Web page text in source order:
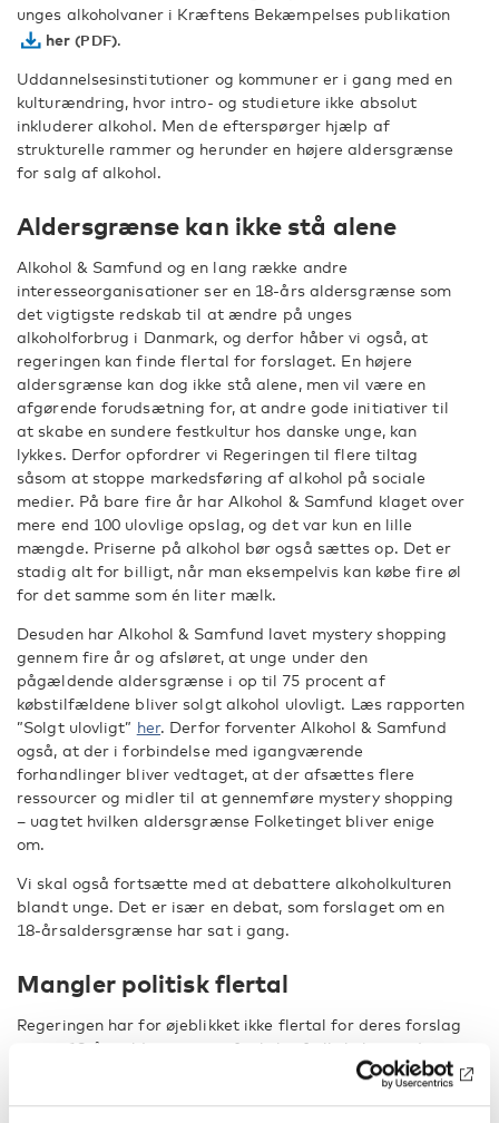
unges alkoholvaner i Kræftens Bekæmpelses publikation
her
.
Uddannelsesinstitutioner og kommuner er i gang med en
kulturændring, hvor intro- og studieture ikke absolut
inkluderer alkohol. Men de efterspørger hjælp af
strukturelle rammer og herunder en højere aldersgrænse
for salg af alkohol.
Aldersgrænse kan ikke stå alene
Alkohol & Samfund og en lang række andre
interesseorganisationer ser en 18-års aldersgrænse som
det vigtigste redskab til at ændre på unges
alkoholforbrug i Danmark, og derfor håber vi også, at
regeringen kan finde flertal for forslaget. En højere
aldersgrænse kan dog ikke stå alene, men vil være en
afgørende forudsætning for, at andre gode initiativer til
at skabe en sundere festkultur hos danske unge, kan
lykkes. Derfor opfordrer vi Regeringen til flere tiltag
såsom at stoppe markedsføring af alkohol på sociale
medier. På bare fire år har Alkohol & Samfund klaget over
mere end 100 ulovlige opslag, og det var kun en lille
mængde. Priserne på alkohol bør også sættes op. Det er
stadig alt for billigt, når man eksempelvis kan købe fire øl
for det samme som én liter mælk.
Desuden har Alkohol & Samfund lavet mystery shopping
gennem fire år og afsløret, at unge under den
pågældende aldersgrænse i op til 75 procent af
købstilfældene bliver solgt alkohol ulovligt. Læs rapporten
”Solgt ulovligt” her. Derfor forventer Alkohol & Samfund
også, at der i forbindelse med igangværende
forhandlinger bliver vedtaget, at der afsættes flere
ressourcer og midler til at gennemføre mystery shopping
– uagtet hvilken aldersgrænse Folketinget bliver enige
om.
Vi skal også fortsætte med at debattere alkoholkulturen
blandt unge. Det er især en debat, som forslaget om en
18-årsaldersgrænse har sat i gang.
Mangler politisk flertal
Regeringen har for øjeblikket ikke flertal for deres forslag
om en 18-års aldersgrænse for køb af alkohol, men de
konkrete forhandlinger skal til at gå i gang, som en del af